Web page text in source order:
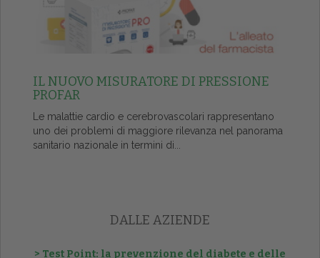
IL NUOVO MISURATORE DI PRESSIONE
PROFAR
Le malattie cardio e cerebrovascolari rappresentano
uno dei problemi di maggiore rilevanza nel panorama
sanitario nazionale in termini di...
DALLE AZIENDE
> Test Point: la prevenzione del diabete e delle